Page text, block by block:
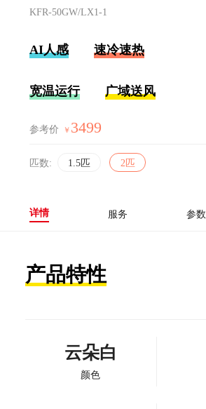
KFR-50GW/LX1-1
AI人感 速冷速热
宽温运行 广域送风
参考价 ￥ 3499
匹数: 1.5匹 2匹
详情 服务 参数
产品特性
云朵白
颜色